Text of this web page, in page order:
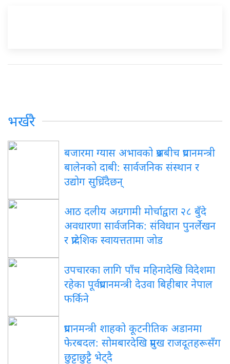
भर्खरै
बजारमा ग्यास अभावको प्रश्नबीच प्रधानमन्त्री
बालेनको दाबी: सार्वजनिक संस्थान र
उद्योग सुध्रिँदैछन्
आठ दलीय अग्रगामी मोर्चाद्वारा २८ बुँदे
अवधारणा सार्वजनिक: संविधान पुनर्लेखन
र प्रादेशिक स्वायत्ततामा जोड
उपचारका लागि पाँच महिनादेखि विदेशमा
रहेका पूर्वप्रधानमन्त्री देउवा बिहीबार नेपाल
फर्किने
प्रधानमन्त्री शाहको कूटनीतिक अडानमा
फेरबदल: सोमबारदेखि प्रमुख राजदूतहरूसँग
छुट्टाछुट्टै भेट्दै